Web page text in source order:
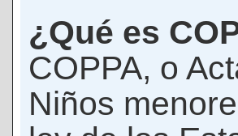
¿Qué es
COPPA, o
Niños